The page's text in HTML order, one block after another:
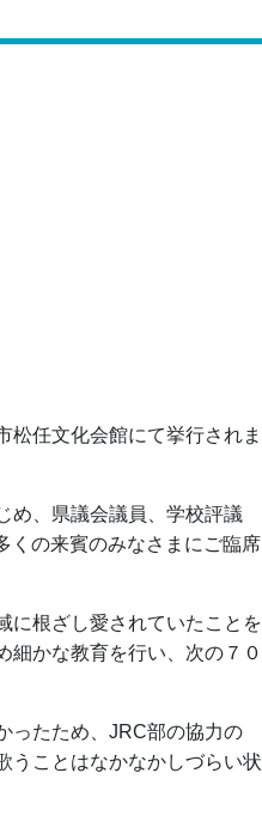
任文化会館にて挙行されま
め、県議会議員、学校評議
くの来賓のみなさまにご臨席
に根ざし愛されていたことを
細かな教育を行い、次の７０
ったため、JRC部の協力の
うことはなかなかしづらい状